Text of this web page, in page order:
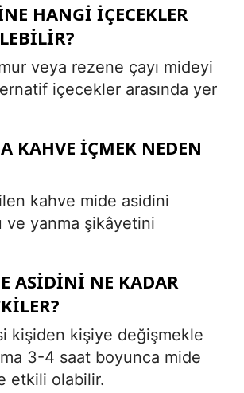
HANGI IÇECEKLER
veya rezene çayı mideyi
içecekler arasında yer
KAHVE IÇMEK NEDEN
kahve mide asidini
ve yanma şikâyetini
ASIDINI NE KADAR
kişiden kişiye değişmekle
3-4 saat boyunca mide
etkili olabilir.